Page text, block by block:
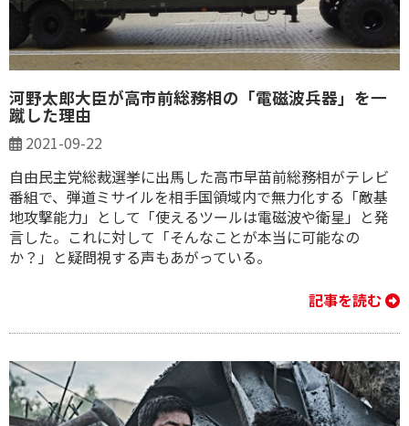
河野太郎大臣が高市前総務相の「電磁波兵器」を一
蹴した理由
2021-09-22
自由民主党総裁選挙に出馬した高市早苗前総務相がテレビ
番組で、弾道ミサイルを相手国領域内で無力化する「敵基
地攻撃能力」として「使えるツールは電磁波や衛星」と発
言した。これに対して「そんなことが本当に可能なの
か？」と疑問視する声もあがっている。
記事を読む